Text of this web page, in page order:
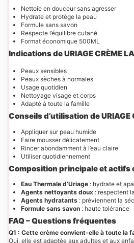
Nettoie en douceur sans agresser
Hydrate et protège la peau
Formule sans savon
Respecte l’équilibre cutané
Format économique 500ML
Indicationsde URIAGE CRÈME
Peaux sensibles
Peaux sèches à normales
Usage quotidien
Nettoyage visage et corps
Adapté à toute la famille
Conseils d’utilisation de URIAGE
Appliquer sur peau humide
Faire mousser délicatement
Rincer abondamment à l’eau claire
Utiliser quotidiennement
Composition principale et actifs
Eau Thermale d’Uriage : hydrate et
Agents nettoyants doux : respectent
Agents hydratants : préviennent la
Formule sans savon : haute tolérance
FAQ – Questions fréquentes
Q1 : Cette crème convient-elle à toute la
Oui, elle est adaptée aux adultes et aux